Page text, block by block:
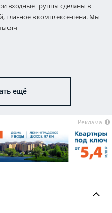
входные группы сделаны в
главное в комплексе-цена. Мы
ещё
Реклама